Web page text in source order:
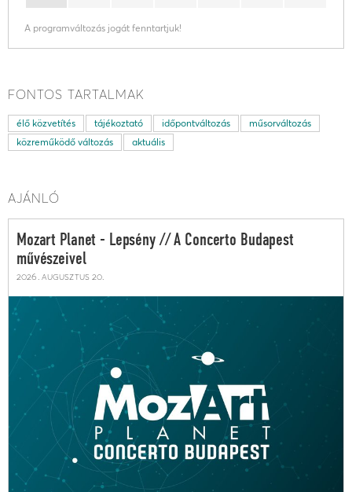
A programváltozás jogát fenntartjuk!
FONTOS TARTALMAK
élő közvetítés tájékoztató időpontváltozás
műsorváltozás
közreműködő változás
aktuális
AJÁNLÓ
Mozart Planet - Lepsény // A Concerto Budapest
művészeivel
2026. augusztus 20.